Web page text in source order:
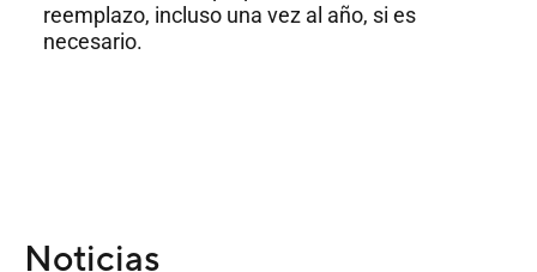
reemplazo, incluso una vez al año, si es
necesario.
Noticias